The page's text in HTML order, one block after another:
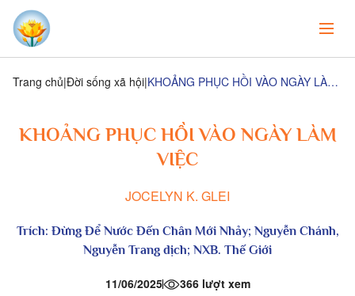
Trang chủ Đời sống xã hội KHOẢNG PHỤC HỒI VÀO NGÀY LÀM VIỆC
KHOẢNG PHỤC HỒI VÀO NGÀY LÀM
VIỆC
JOCELYN K. GLEI
Trích: Đừng Để Nước Đến Chân Mới Nhảy; Nguyễn Chánh,
Nguyễn Trang dịch; NXB. Thế Giới
11/06/2025 366 lượt xem